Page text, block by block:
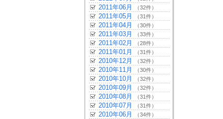
2011年06月 （32件）
2011年05月 （31件）
2011年04月 （30件）
2011年03月 （33件）
2011年02月 （28件）
2011年01月 （31件）
2010年12月 （32件）
2010年11月 （30件）
2010年10月 （32件）
2010年09月 （32件）
2010年08月 （31件）
2010年07月 （31件）
2010年06月 （34件）